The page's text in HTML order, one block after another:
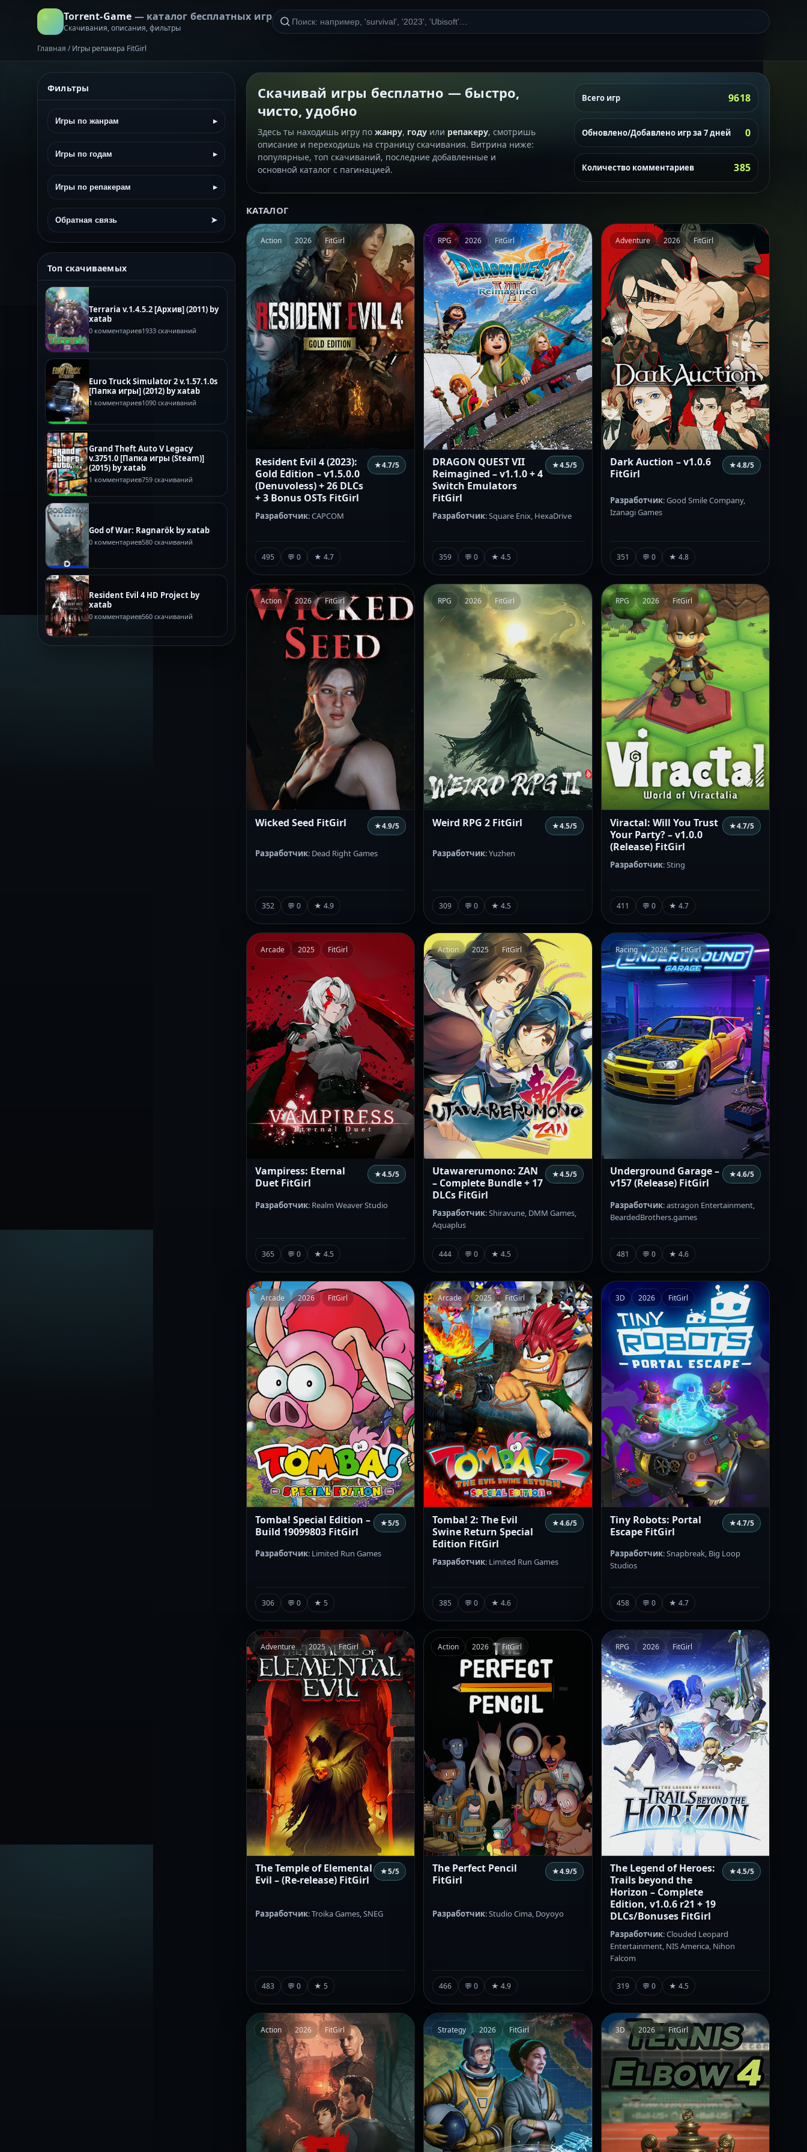
Torrent-Game — каталог бесплатных игр
Скачивания, описания, фильтры
Главная / Игры репакера FitGirl
Фильтры
Игры по жанрам ▸
Игры по годам ▸
Игры по репакерам ▸
Обратная связь ➤
Топ скачиваемых
Terraria v.1.4.5.2 [Архив] (2011) by
xatab
0 комментариев1933 скачиваний
Euro Truck Simulator 2 v.1.57.1.0s
[Папка игры] (2012) by xatab
1 комментариев1090 скачиваний
Grand Theft Auto V Legacy
v.3751.0 [Папка игры (Steam)]
(2015) by xatab
1 комментариев759 скачиваний
God of War: Ragnarök by xatab
0 комментариев580 скачиваний
Resident Evil 4 HD Project by
xatab
0 комментариев560 скачиваний
Скачивай игры бесплатно — быстро,
чисто, удобно
Здесь ты находишь игру по жанру, году или репакеру, смотришь
описание и переходишь на страницу скачивания. Витрина ниже:
популярные, топ скачиваний, последние добавленные и
основной каталог с пагинацией.
Всего игр 9618
Обновлено/Добавлено игр за 7 дней 0
Количество комментариев 385
КАТАЛОГ
Action 2026 FitGirl
Resident Evil 4 (2023):
Gold Edition – v1.5.0.0
(Denuvoless) + 26 DLCs
+ 3 Bonus OSTs FitGirl
★4.7/5
Разработчик: CAPCOM
495 💬 0 ★ 4.7
RPG 2026 FitGirl
DRAGON QUEST VII
Reimagined – v1.1.0 + 4
Switch Emulators
FitGirl
★4.5/5
Разработчик: Square Enix, HexaDrive
359 💬 0 ★ 4.5
Adventure 2026 FitGirl
Dark Auction – v1.0.6
FitGirl
★4.8/5
Разработчик: Good Smile Company,
Izanagi Games
351 💬 0 ★ 4.8
Action 2026 FitGirl
Wicked Seed FitGirl ★4.9/5
Разработчик: Dead Right Games
352 💬 0 ★ 4.9
RPG 2026 FitGirl
Weird RPG 2 FitGirl ★4.5/5
Разработчик: Yuzhen
309 💬 0 ★ 4.5
RPG 2026 FitGirl
Viractal: Will You Trust
Your Party? – v1.0.0
(Release) FitGirl
★4.7/5
Разработчик: Sting
411 💬 0 ★ 4.7
Arcade 2025 FitGirl
Vampiress: Eternal
Duet FitGirl
★4.5/5
Разработчик: Realm Weaver Studio
365 💬 0 ★ 4.5
Action 2025 FitGirl
Utawarerumono: ZAN
– Complete Bundle + 17
DLCs FitGirl
★4.5/5
Разработчик: Shiravune, DMM Games,
Aquaplus
444 💬 0 ★ 4.5
Racing 2026 FitGirl
Underground Garage –
v157 (Release) FitGirl
★4.6/5
Разработчик: astragon Entertainment,
BeardedBrothers.games
481 💬 0 ★ 4.6
Arcade 2026 FitGirl
Tomba! Special Edition –
Build 19099803 FitGirl
★5/5
Разработчик: Limited Run Games
306 💬 0 ★ 5
Arcade 2025 FitGirl
Tomba! 2: The Evil
Swine Return Special
Edition FitGirl
★4.6/5
Разработчик: Limited Run Games
385 💬 0 ★ 4.6
3D 2026 FitGirl
Tiny Robots: Portal
Escape FitGirl
★4.7/5
Разработчик: Snapbreak, Big Loop
Studios
458 💬 0 ★ 4.7
Adventure 2025 FitGirl
The Temple of Elemental
Evil – (Re-release) FitGirl
★5/5
Разработчик: Troika Games, SNEG
483 💬 0 ★ 5
Action 2026 FitGirl
The Perfect Pencil
FitGirl
★4.9/5
Разработчик: Studio Cima, Doyoyo
466 💬 0 ★ 4.9
RPG 2026 FitGirl
The Legend of Heroes:
Trails beyond the
Horizon – Complete
Edition, v1.0.6 r21 + 19
DLCs/Bonuses FitGirl
★4.5/5
Разработчик: Clouded Leopard
Entertainment, NIS America, Nihon
Falcom
319 💬 0 ★ 4.5
Action 2026 FitGirl Strategy 2026 FitGirl 3D 2026 FitGirl